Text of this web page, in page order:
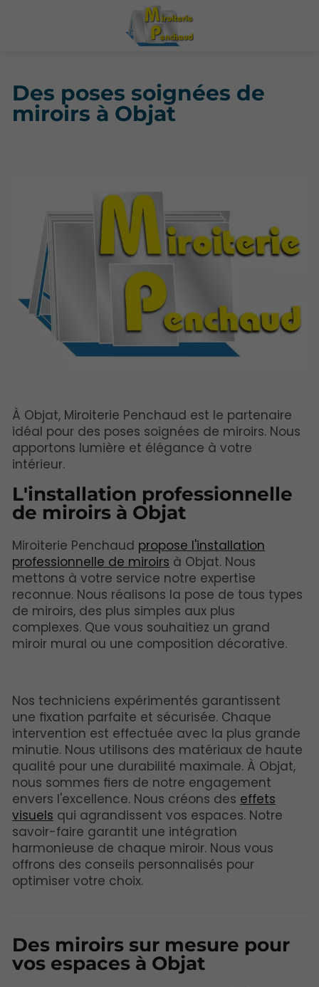
Des poses soignées de
miroirs à Objat
À Objat, Miroiterie Penchaud est le partenaire
idéal pour des poses soignées de miroirs. Nous
apportons lumière et élégance à votre
intérieur.
L'installation professionnelle
de miroirs à Objat
Miroiterie Penchaud propose l'installation
professionnelle de miroirs à Objat. Nous
mettons à votre service notre expertise
reconnue. Nous réalisons la pose de tous types
de miroirs, des plus simples aux plus
complexes. Que vous souhaitiez un grand
miroir mural ou une composition décorative.
Nos techniciens expérimentés garantissent
une fixation parfaite et sécurisée. Chaque
intervention est effectuée avec la plus grande
minutie. Nous utilisons des matériaux de haute
qualité pour une durabilité maximale. À Objat,
nous sommes fiers de notre engagement
envers l'excellence. Nous créons des effets
visuels qui agrandissent vos espaces. Notre
savoir-faire garantit une intégration
harmonieuse de chaque miroir. Nous vous
offrons des conseils personnalisés pour
optimiser votre choix.
Des miroirs sur mesure pour
vos espaces à Objat